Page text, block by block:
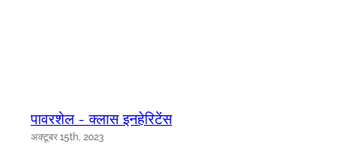
पावरशेल - क्लास इनहेरिटेंस
अक्टूबर 15th, 2023